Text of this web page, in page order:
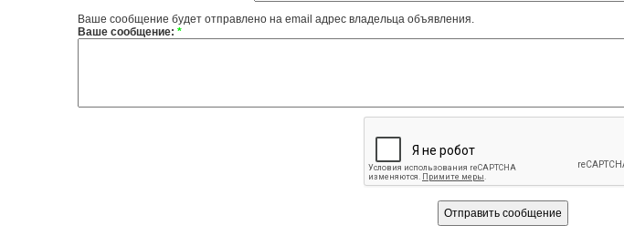
Ваше сообщение будет отправлено на email адрес владельца объявления.
Ваше сообщение: *